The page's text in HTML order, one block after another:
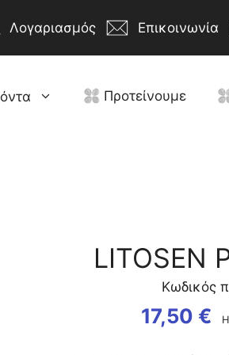
Λογαριασμός Επικοινωνία
Προτείνουμε
LITOSEN
Κωδικός
17,50 € Η